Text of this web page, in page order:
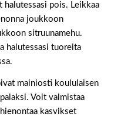
pois. Leikkaa
joukkoon
sitruunamehu.
halutessasi tuoreita
mainiosti koululaisen
Voit valmistaa
kasvikset